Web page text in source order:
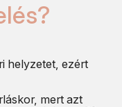
helyzetet, ezért
mert azt